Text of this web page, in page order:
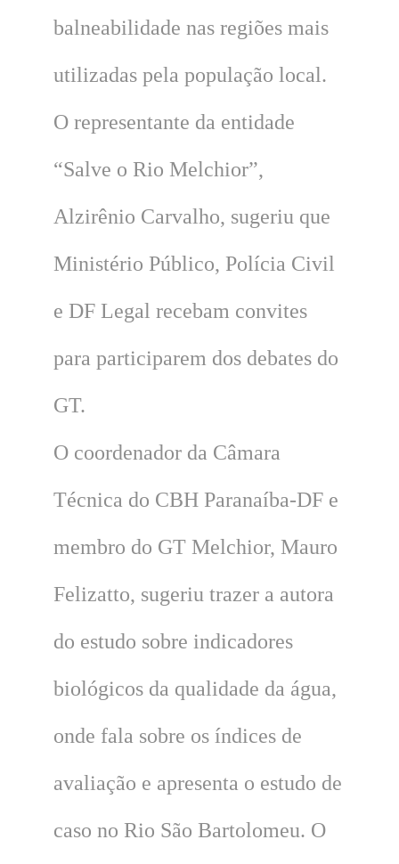
balneabilidade nas regiões mais
utilizadas pela população local.
O representante da entidade
“Salve o Rio Melchior”,
Alzirênio Carvalho, sugeriu que
Ministério Público, Polícia Civil
e DF Legal recebam convites
para participarem dos debates do
GT.
O coordenador da Câmara
Técnica do CBH Paranaíba-DF e
membro do GT Melchior, Mauro
Felizatto, sugeriu trazer a autora
do estudo sobre indicadores
biológicos da qualidade da água,
onde fala sobre os índices de
avaliação e apresenta o estudo de
caso no Rio São Bartolomeu. O